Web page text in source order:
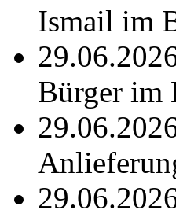
Ismail im
Bürger im